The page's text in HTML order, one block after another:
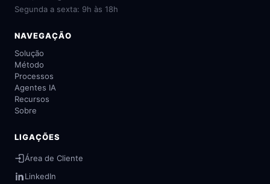
Segunda a sexta: 9h às 18h
NAVEGAÇÃO
Solução
Método
Processos
Agentes IA
Recursos
Sobre
LIGAÇÕES
Área de Cliente
LinkedIn